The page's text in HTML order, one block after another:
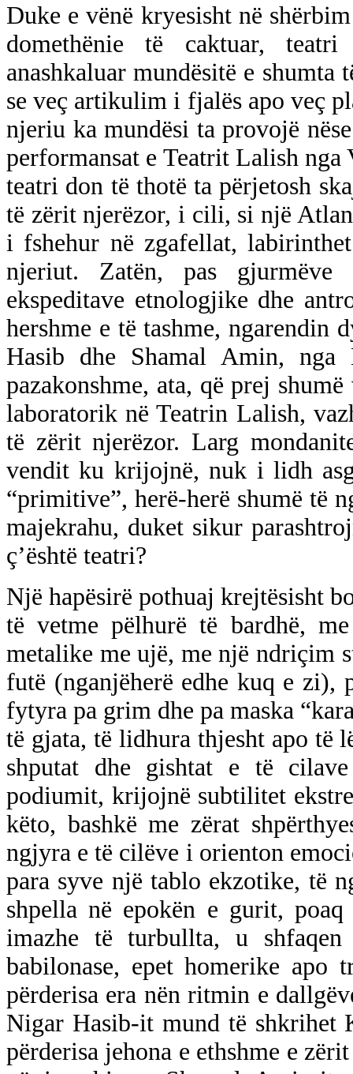
Duke e vënë kryesisht në
domethënie të caktuar,
anashkaluar mundësitë e shumta
se veç artikulim i fjalës apo veç
njeriu ka mundësi ta provojë
performansat e Teatrit Lalish
teatri don të thotë ta përjetosh
të zërit njerëzor, i cili, si një
i fshehur në zgafellat,
njeriut. Zatën, pas gjurmëve
ekspeditave etnologjike dhe
hershme e të tashme,
Hasib dhe Shamal Amin,
pazakonshme, ata, që prej
laboratorik në Teatrin Lalish,
të zërit njerëzor. Larg
vendit ku krijojnë, nuk i lidh
“primitive”, herë-herë shumë të
majekrahu, duket sikur
ç’është teatri?
Një hapësirë pothuaj krejtësisht
të vetme pëlhurë të bardhë,
metalike me ujë, me një ndriçim
futë (nganjëherë edhe kuq e zi),
fytyra pa grim dhe pa maska
të gjata, të lidhura thjesht apo të
shputat dhe gishtat e të
podiumit, krijojnë subtilitet
këto, bashkë me zërat
ngjyra e të cilëve i orienton
para syve një tablo ekzotike, të
shpella në epokën e gurit,
imazhe të turbullta, u
babilonase, epet homerike
përderisa era nën ritmin e
Nigar Hasib-it mund të shkrihet
përderisa jehona e ethshme e